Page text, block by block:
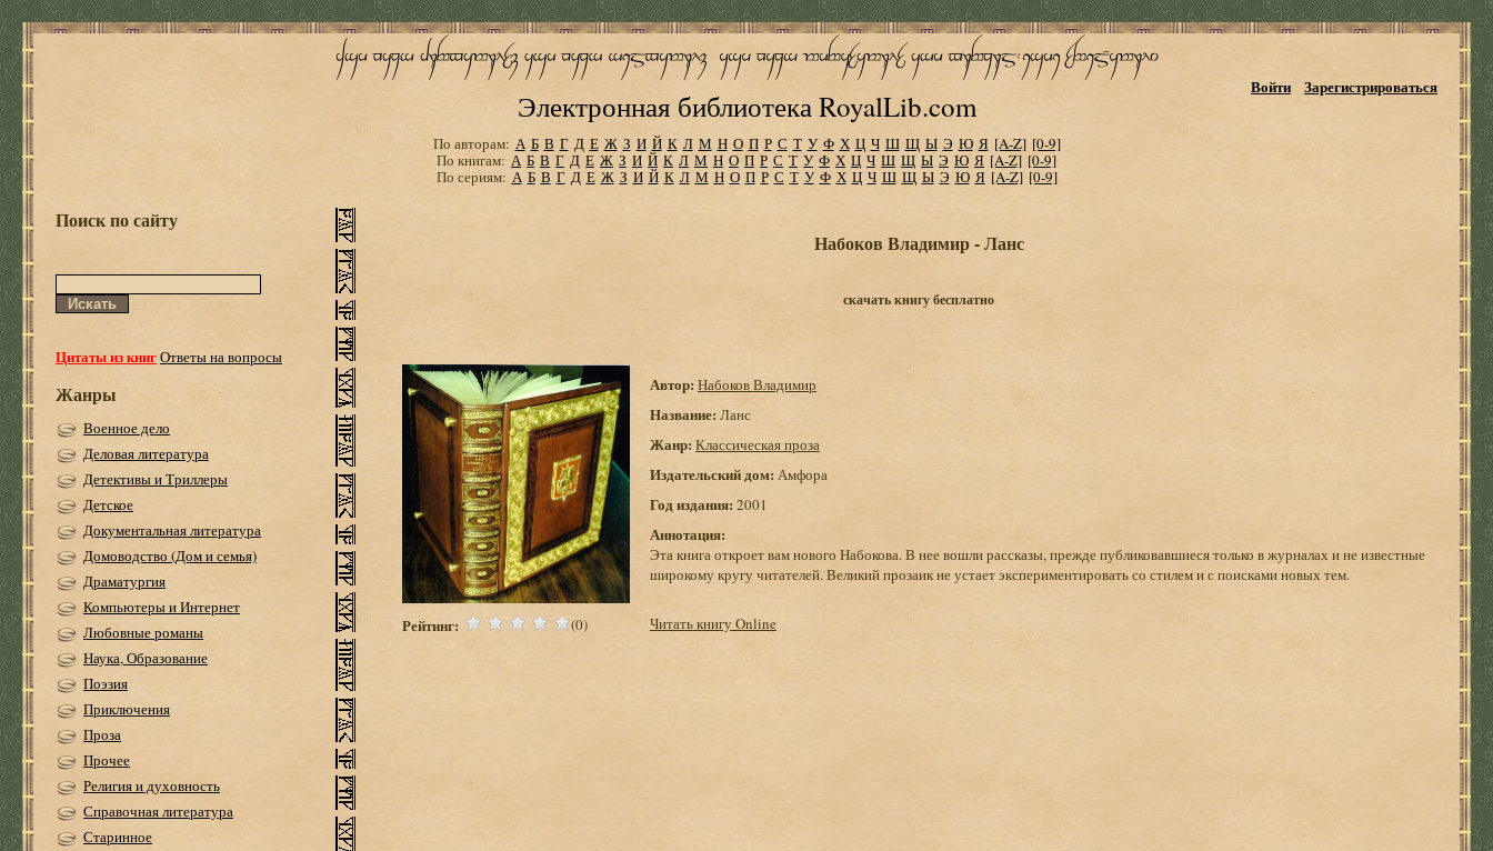
Электронная библиотека RoyalLib.com
Войти Зарегистрироваться
По авторам: А Б В Г Д Е Ж З И Й К Л М Н О П Р С Т У Ф Х Ц Ч Ш Щ Ы Э Ю Я [A-Z] [0-9]
По книгам: А Б В Г Д Е Ж З И Й К Л М Н О П Р С Т У Ф Х Ц Ч Ш Щ Ы Э Ю Я [A-Z] [0-9]
По сериям: А Б В Г Д Е Ж З И Й К Л М Н О П Р С Т У Ф Х Ц Ч Ш Щ Ы Э Ю Я [A-Z] [0-9]
Поиск по сайту
Цитаты из книгОтветы на вопросы
Жанры
Военное дело
Деловая литература
Детективы и Триллеры
Детское
Документальная литература
Домоводство (Дом и семья)
Драматургия
Компьютеры и Интернет
Любовные романы
Наука, Образование
Поэзия
Приключения
Проза
Прочее
Религия и духовность
Справочная литература
Старинное
Набоков Владимир - Ланс
скачать книгу бесплатно
Рейтинг: (0)
Автор: Набоков Владимир
Название: Ланс
Жанр: Классическая проза
Издательский дом: Амфора
Год издания: 2001
Аннотация:
Эта книга откроет вам нового Набокова. В нее вошли рассказы, прежде публиковавшиеся только в журналах и не известные
широкому кругу читателей. Великий прозаик не устает экспериментировать со стилем и с поисками новых тем.
Читать книгу Online